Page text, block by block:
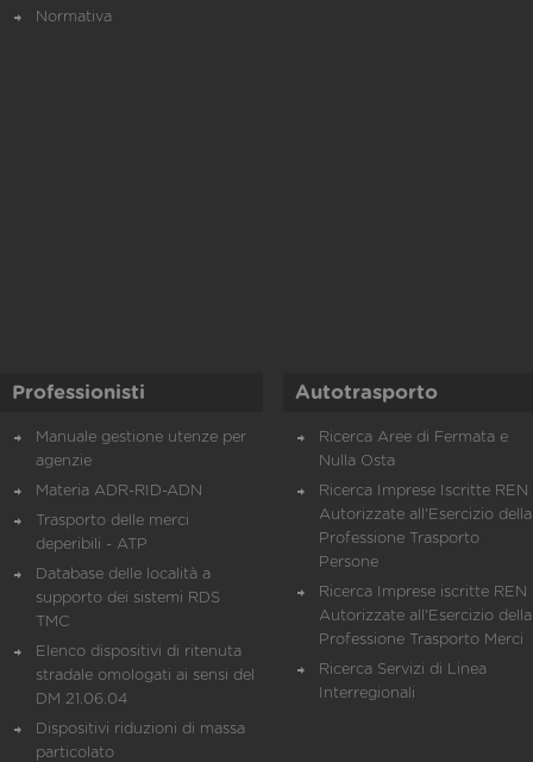
Normativa
Professionisti
Manuale gestione utenze per
agenzie
Materia ADR-RID-ADN
Trasporto delle merci
deperibili - ATP
Database delle località a
supporto dei sistemi RDS
TMC
Elenco dispositivi di ritenuta
stradale omologati ai sensi del
DM 21.06.04
Dispositivi riduzioni di massa
particolato
Autotrasporto
Ricerca Aree di Fermata e
Nulla Osta
Ricerca Imprese Iscritte REN
Autorizzate all'Esercizio della
Professione Trasporto
Persone
Ricerca Imprese iscritte REN
Autorizzate all'Esercizio della
Professione Trasporto Merci
Ricerca Servizi di Linea
Interregionali